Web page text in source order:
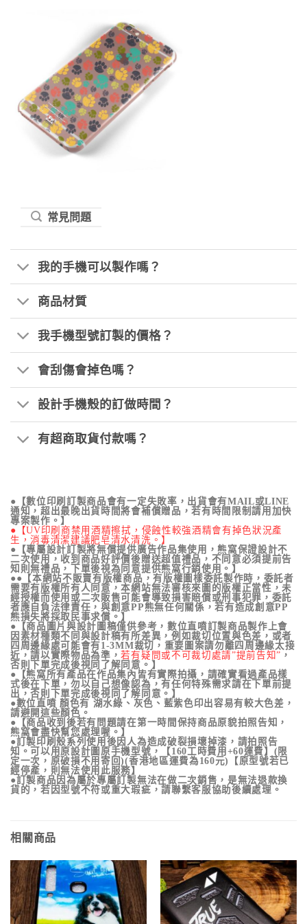
常見問題
我的手機可以製作嗎？
商品材質
我手機型號訂製的價格？
會刮傷會掉色嗎？
設計手機殼的訂做時間？
有超商取貨付款嗎？
●【數位印刷訂製商品會有一定失敗率，出貨會有MAIL或LINE
通知，超出最晚出貨時間將會補償贈品，若有時間限制請用加快
專案製作。】
●【UV印刷商禁用酒精擦拭，侵蝕性較強酒精會有掉色狀況產
生，消毒清潔建議肥皂清水清洗。】
●【專屬設計訂製將無償提供廣告作品集使用，熊窩保證設計不
二次使用，收到商品好評價後贈送超值禮品，不同意必須提前告
知則無禮品，下單後視為同意提供熊窩行銷使用。】
●●【本網站不販賣有版權商品，有版權圖樣委託製作時，委託者
需要有版權所有人同意，本網站無法審核來圖的版權正當性，未
經授權而使用或二次販售可能會導致損害賠償或刑事犯罪，委託
者應自負法律責任，與創意PP熊無任何關係，若有造成創意PP
熊損失將採取民事求償。】
●【商品圖片與設計圖稿僅供參考，數位直噴訂製商品製作上會
因素材種類不同與設計稿有所差異，例如裁切位置與色差，或者
四周邊緣處可能會有1-3MM裁切，重要圖案請勿離四周邊緣太接
近，請以實際物品為準，若有疑問或不可裁切處請”提前告知” ，
否則下單完成後視同了解同意。】
●【熊窩所有產品在作品集內皆有實際拍攝，請確實看過產品樣
式後在下單，勿以自己想像認為，有任何特殊需求請在下單前提
出，否則下單完成後視同了解同意。】
●數位直噴 顏色有 湖水綠、灰色、藍紫色印出容易有較大色差，
請避開這些顏色。
●【商品收到後若有問題請在第一時間保持商品原貌拍照告知，
熊窩會盡快幫您處理喔。】
●訂製印刷殼系列使用後因人為造成破裂損壞掉漆，請拍照告
知。可以用原設計圖原手機型號，【160工時費用+60運費】(限
定一次，原破損不用寄回)(香港地區運費為160元)【原型號若已
經停產，則無法使用此服務】
●訂製商品因為屬於專屬訂製無法在做二次銷售，是無法退款換
貨的，若因型號不符或重大瑕疵，請聯繫客服協助後續處理。
相關商品